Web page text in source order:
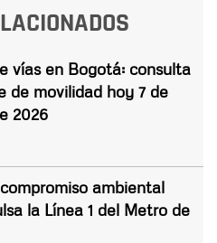
vías en Bogotá: consulta
de movilidad hoy 7 de
2026
ambiental
la Línea 1 del Metro de